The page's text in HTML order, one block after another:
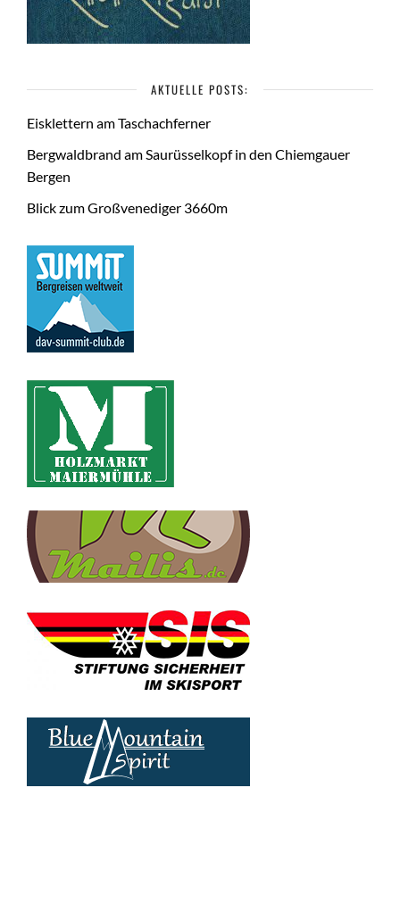
AKTUELLE POSTS:
Eisklettern am Taschachferner
Bergwaldbrand am Saurüsselkopf in den Chiemgauer
Bergen
Blick zum Großvenediger 3660m